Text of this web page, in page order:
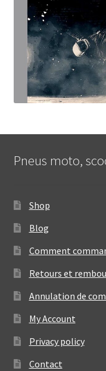
Pneus moto,
Shop
Blog
Comment
Retours et
Annulation de
My Account
Privacy policy
Contact